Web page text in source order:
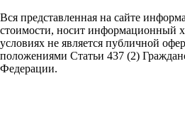
Вся представленная на сайте
стоимости, носит информационный
условиях не является публичной
положениями Статьи 437 (2)
Федерации.